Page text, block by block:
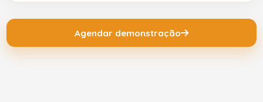
Agendar demonstração